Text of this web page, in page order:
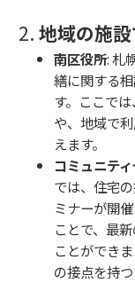
2. 地域の施
南区役所: 札
繕に関する
す。ここで
や、地域で
えます。
コミュニテ
では、住宅
ミナーが開
ことで、最
ことができ
の接点を持